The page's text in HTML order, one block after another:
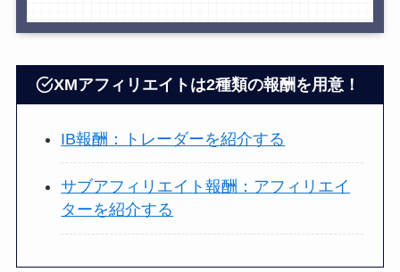
XMアフィリエイトは2種類の報酬を用意！
IB報酬：トレーダーを紹介する
サブアフィリエイト報酬：アフィリエイ
ターを紹介する